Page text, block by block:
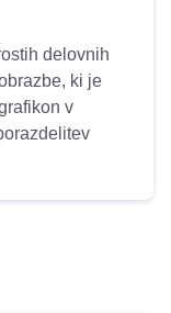
delovnih
ki je
v